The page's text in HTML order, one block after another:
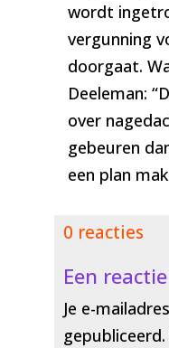
wordt
vergunning
doorgaat.
Deeleman:
over
gebeuren
een plan
0 reacties
Een
Je e-
gepubliceerd.